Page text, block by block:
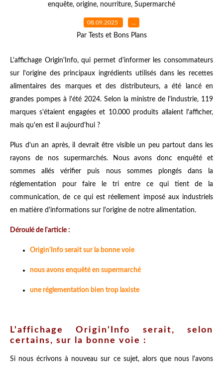
enquête, origine, nourriture, Supermarché
08.09.2025 …
Par Tests et Bons Plans
L'affichage Origin'Info, qui permet d'informer les consommateurs
sur l'origine des principaux ingrédients utilisés dans les recettes
alimentaires des marques et des distributeurs, a été lancé en
grandes pompes à l'été 2024. Selon la ministre de l'industrie, 119
marques s'étaient engagées et 10.000 produits allaient l'afficher,
mais qu'en est il aujourd'hui ?
Plus d'un an après, il devrait être visible un peu partout dans les
rayons de nos supermarchés. Nous avons donc enquêté et
sommes allés vérifier puis nous sommes plongés dans la
réglementation pour faire le tri entre ce qui tient de la
communication, de ce qui est réellement imposé aux industriels
en matière d'informations sur l'origine de notre alimentation.
Déroulé de l'article :
Origin'Info serait sur la bonne voie
nous avons enquêté en supermarché
une réglementation bien trop laxiste
L'affichage Origin'Info serait, selon
certains, sur la bonne voie :
Si nous écrivons à nouveau sur ce sujet, alors que nous l'avons